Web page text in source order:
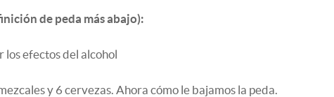
de peda más abajo):
efectos del alcohol
y 6 cervezas. Ahora cómo le bajamos la peda.